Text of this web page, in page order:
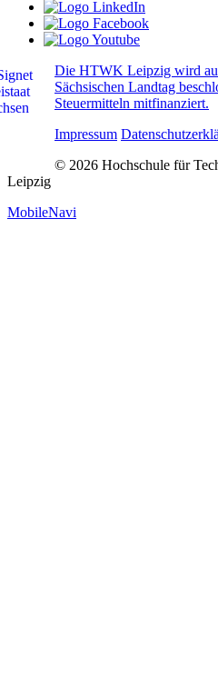
Die HTWK Leipzig wird
Sächsischen Landtag
Steuermitteln mitfinanziert.
Impressum
© 2026 Hochschule für
Leipzig
MobileNavi